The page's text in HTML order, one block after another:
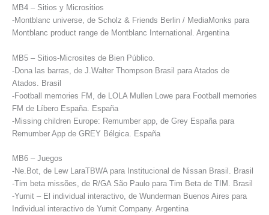
MB4 – Sitios y Micrositios
-Montblanc universe, de Scholz & Friends Berlin / MediaMonks para
Montblanc product range de Montblanc International. Argentina
MB5 – Sitios-Microsites de Bien Público.
-Dona las barras, de J.Walter Thompson Brasil para Atados de
Atados. Brasil
-Football memories FM, de LOLA Mullen Lowe para Football memories
FM de Líbero España. España
-Missing children Europe: Remumber app, de Grey España para
Remumber App de GREY Bélgica. España
MB6 – Juegos
-Ne.Bot, de Lew LaraTBWA para Institucional de Nissan Brasil. Brasil
-Tim beta missões, de R/GA São Paulo para Tim Beta de TIM. Brasil
-Yumit – El individual interactivo, de Wunderman Buenos Aires para
Individual interactivo de Yumit Company. Argentina